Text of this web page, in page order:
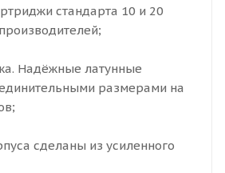
стандарта 10 и 20
Надёжные латунные
размерами на
сделаны из усиленного